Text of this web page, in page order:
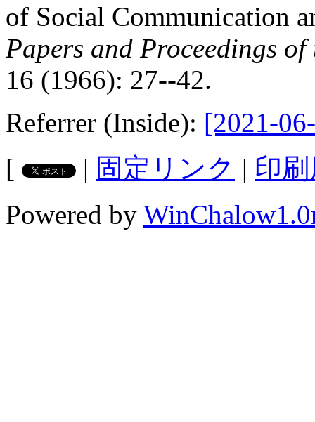
of Social Communication
Papers and Proceedings
16 (1966): 27--42.
Referrer (Inside): [2021-
[
| 固定リンク | 印
Powered by